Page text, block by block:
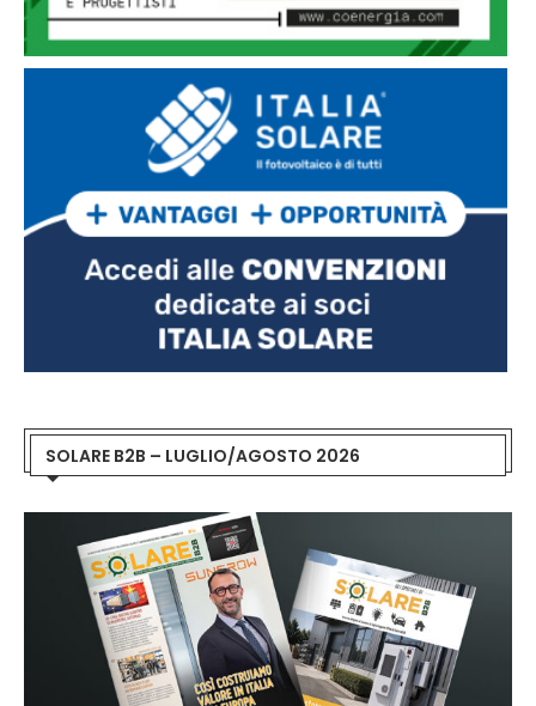
SOLARE B2B – LUGLIO/AGOSTO 2026